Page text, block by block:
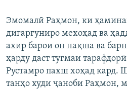
Эмомалӣ Раҳмон, ки
дигаргуниро мехоҳад ва
ахир барои он нақша ва
ҳарду даст тугмаи
Рустамро пахш хоҳад кард.
танҳо худи ҷаноби Раҳмон,